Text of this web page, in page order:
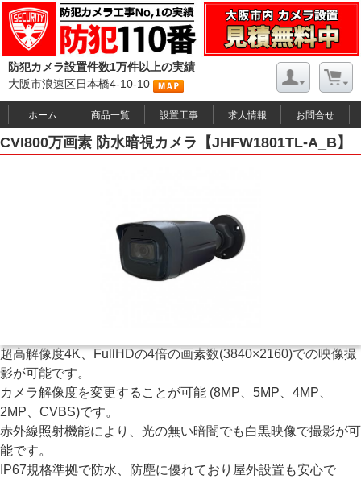
防犯カメラ設置件数1万件以上の実績
大阪市浪速区日本橋4-10-10
ホーム 商品一覧 設置工事 求人情報 お問合せ
CVI800万画素 防水暗視カメラ【JHFW1801TL-A_B】
超高解像度4K、FullHDの4倍の画素数(3840×2160)での映像撮
影が可能です。
カメラ解像度を変更することが可能 (8MP、5MP、4MP、
2MP、CVBS)です。
赤外線照射機能により、光の無い暗闇でも白黒映像で撮影が可
能です。
IP67規格準拠で防水、防塵に優れており屋外設置も安心で